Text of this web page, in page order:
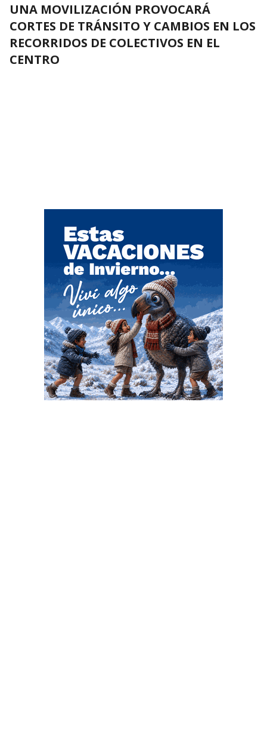
UNA MOVILIZACIÓN PROVOCARÁ
CORTES DE TRÁNSITO Y CAMBIOS EN LOS
RECORRIDOS DE COLECTIVOS EN EL
CENTRO